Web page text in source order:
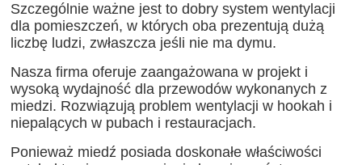
Szczególnie ważne jest to dobry system wentylacji
dla pomieszczeń, w których oba prezentują dużą
liczbę ludzi, zwłaszcza jeśli nie ma dymu.
Nasza firma oferuje zaangażowana w projekt i
wysoką wydajność dla przewodów wykonanych z
miedzi. Rozwiązują problem wentylacji w hookah i
niepalących w pubach i restauracjach.
Ponieważ miedź posiada doskonałe właściwości